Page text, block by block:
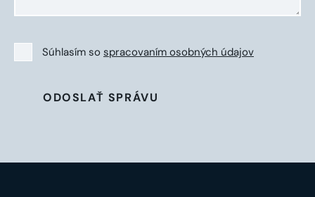
Súhlasím so spracovaním osobných údajov
ODOSLAŤ SPRÁVU